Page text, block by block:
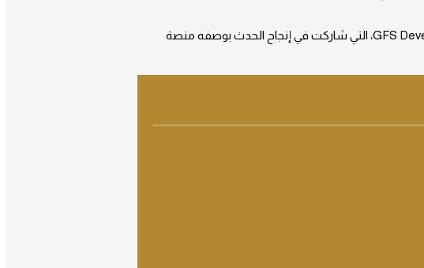
ويأتي تنظيم الملتقى ضمن الشراكة الاستراتيجية بين مؤسسة محمد بن راشد للإسكان وشركة GFS Developments، التي شاركت في إنجاح الحدث بوصفه منصة